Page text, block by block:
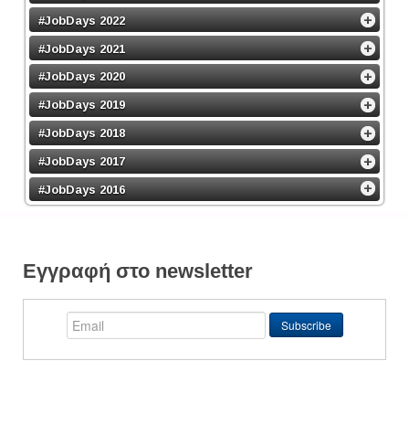
#JobDays 2022
#JobDays 2021
#JobDays 2020
#JobDays 2019
#JobDays 2018
#JobDays 2017
#JobDays 2016
Εγγραφή στο newsletter